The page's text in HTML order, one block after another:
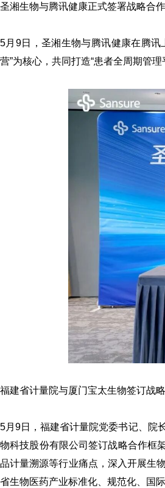
圣湘生物与腾讯健康正式签署战略合
5月9日，圣湘生物与腾讯健康在腾
营”为核心，共同打造“患者全周期管
福建省计量院与厦门宝太生物签订战
5月9日，福建省计量院党委书记、院
物科技股份有限公司签订战略合作框
品计量溯源等行业痛点，深入开展生
省生物医药产业标准化、规范化、国